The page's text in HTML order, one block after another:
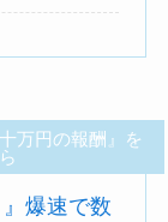
万円の報酬』を
爆速で数